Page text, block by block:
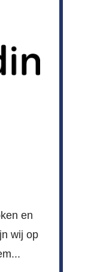
en
wij op